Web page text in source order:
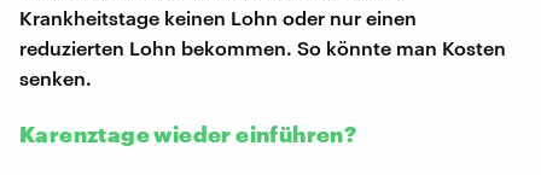
Krankheitstage keinen Lohn oder nur einen
reduzierten Lohn bekommen. So könnte man Kosten
senken.
Karenztage wieder einführen?